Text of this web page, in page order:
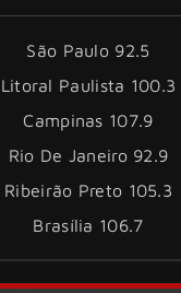
São Paulo 92.5
Litoral Paulista 100.3
Campinas 107.9
Rio De Janeiro 92.9
Ribeirão Preto 105.3
Brasília 106.7